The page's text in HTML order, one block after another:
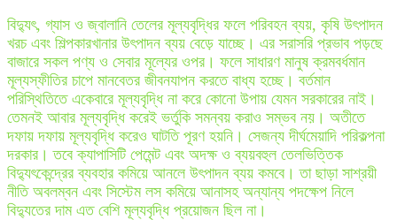
বিদ্যুৎ, গ্যাস ও জ্বালানি তেলের মূল্যবৃদ্ধির ফলে পরিবহন ব্যয়, কৃষি উৎপাদন
খরচ এবং শিল্পকারখানার উৎপাদন ব্যয় বেড়ে যাচ্ছে। এর সরাসরি প্রভাব পড়ছে
বাজারে সকল পণ্য ও সেবার মূল্যের ওপর। ফলে সাধারণ মানুষ ক্রমবর্ধমান
মূল্যস্ফীতির চাপে মানবেতর জীবনযাপন করতে বাধ্য হচ্ছে। বর্তমান
পরিস্থিতিতে একেবারে মূল্যবৃদ্ধি না করে কোনো উপায় যেমন সরকারের নাই।
তেমনই আবার মূল্যবৃদ্ধি করেই ভর্তুকি সমন্বয় করাও সম্ভব নয়। অতীতে
দফায় দফায় মূল্যবৃদ্ধি করেও ঘাটতি পূরণ হয়নি। সেজন্য দীর্ঘমেয়াদি পরিকল্পনা
দরকার। তবে ক্যাপাসিটি পেমেন্ট এবং অদক্ষ ও ব্যয়বহুল তেলভিত্তিক
বিদ্যুৎকেন্দ্রের ব্যবহার কমিয়ে আনলে উৎপাদন ব্যয় কমবে। তা ছাড়া সাশ্রয়ী
নীতি অবলম্বন এবং সিস্টেম লস কমিয়ে আনাসহ অন্যান্য পদক্ষেপ নিলে
বিদ্যুতের দাম এত বেশি মূল্যবৃদ্ধি প্রয়োজন ছিল না।